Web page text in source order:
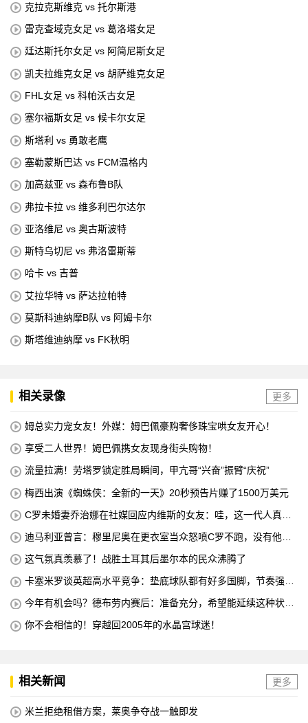
克拉克斯维克 vs 托尔斯港
雷克查域克女足 vs 葛洛塔女足
廷达斯托尔女足 vs 阿简尼斯女足
凯夫拉维克女足 vs 胡萨维克女足
FHL女足 vs 科帕沃古女足
塞尔福斯女足 vs 候卡尔女足
斯塔利 vs 勇敢老鹰
塞勒蒙斯巴达 vs FCM温格内
加高兹亚 vs 森布鲁B队
弗拉卡拉 vs 维多利巴尔达尔
亚洛维尼 vs 奥古斯波特
斯特乌切尼 vs 弗洛雷斯蒂
哈卡 vs 吉普
艾拉华特 vs 萨达拉帕特
莫斯科迪纳摩B队 vs 阿姆卡尔
斯塔维迪纳摩 vs FK秋明
相关录像 更多
姆总实力宠女友！外媒：姆巴佩豪购奢侈珠宝哄女友开心！
享受二人世界！姆巴佩携女友现身街头购物！
流量拉满！劳塔罗锁定胜局瞬间，甲亢哥“兴奋”振臂“庆祝”
梅西出演《蜘蛛侠：全新的一天》20秒预告片赚了1500万美元
C罗未婚妻乔治娜在社媒回应内维斯的女友：哇，这一代人真劲
迪马利亚曾言：穆里尼奥在更衣室当众怒喷C罗不跑，没有他不
这气氛真羡慕了！战胜土耳其后墨尔本的民众沸腾了
卡塞米罗谈英超高水平竞争：垫底球队都有好多国脚，节奏强度
今年有机会吗？德布劳内赛后：准备充分，希望能延续这种状
你不会相信的！穿越回2005年的水晶宫球迷！
相关新闻 更多
米兰拒绝租借方案，莱奥争夺战一触即发